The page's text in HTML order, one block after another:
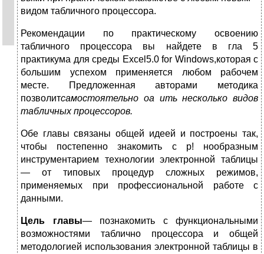
видом табличного процессора.
Рекомендации по практическому освоению
табличного процессора вы найдете в гла 5
практикума для среды Excel5.0 for Windows,которая с
большим успехом применяется любом рабочем
месте. Предложенная авторами методика
позволитсамостоятельно оа ить несколько видов
табличных процессоров.
Обе главы связаны общей идеей и построены так,
чтобы постепенно знакомить с р! нообразным
инструментарием технологии электронной таблицы
— от типовых процедур сложных режимов,
применяемых при профессиональной работе с
данными.
Цель главы— познакомить с функциональными
возможностями таблично процессора и общей
методологией использования электронной таблицы в